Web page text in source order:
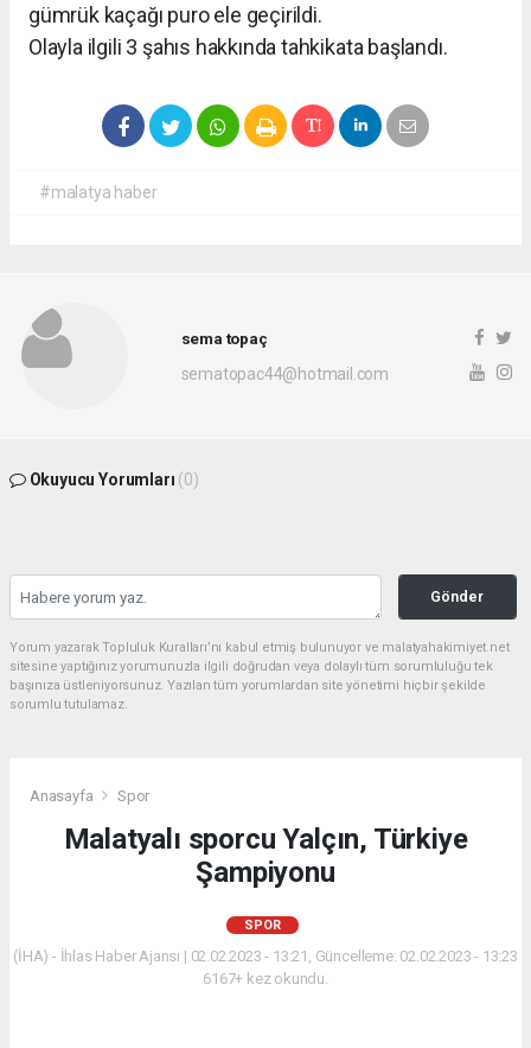
gümrük kaçağı puro ele geçirildi.
Olayla ilgili 3 şahıs hakkında tahkikata başlandı.
#malatya haber
sema topaç
sematopac44@hotmail.com
Okuyucu Yorumları (0)
Gönder
Yorum yazarak Topluluk Kuralları’nı kabul etmiş bulunuyor ve malatyahakimiyet.net
sitesine yaptığınız yorumunuzla ilgili doğrudan veya dolaylı tüm sorumluluğu tek
başınıza üstleniyorsunuz. Yazılan tüm yorumlardan site yönetimi hiçbir şekilde
sorumlu tutulamaz.
Anasayfa Spor
Malatyalı sporcu Yalçın, Türkiye
Şampiyonu
SPOR
(İHA) - İhlas Haber Ajansı | 02.02.2023 - 13:21, Güncelleme: 02.02.2023 - 13:23
6167+ kez okundu.